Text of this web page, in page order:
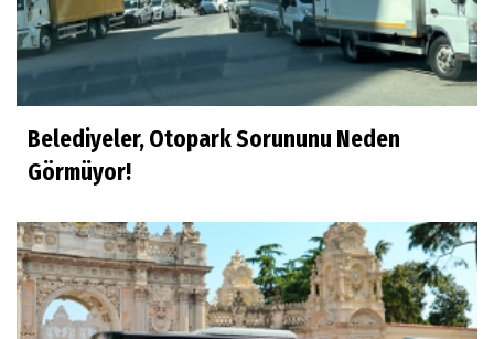
Belediyeler, Otopark Sorununu Neden
Görmüyor!